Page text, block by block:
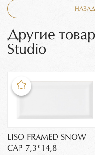
Другие
Studio
LISO FRAMED SNOW
CAP 7,3*14,8